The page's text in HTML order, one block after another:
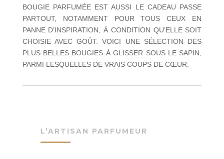
BOUGIE PARFUMÉE EST AUSSI LE CADEAU PASSE
PARTOUT, NOTAMMENT POUR TOUS CEUX EN
PANNE D’INSPIRATION, À CONDITION QU’ELLE SOIT
CHOISIE AVEC GOÛT. VOICI UNE SÉLECTION DES
PLUS BELLES BOUGIES À GLISSER SOUS LE SAPIN,
PARMI LESQUELLES DE VRAIS COUPS DE CŒUR.
L’ARTISAN PARFUMEUR